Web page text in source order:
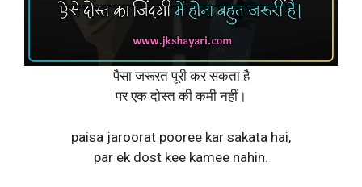
पैसा जरूरत पूरी कर सकता है
पर एक दोस्त की कमी नहीं।
paisa jaroorat pooree kar sakata hai,
par ek dost kee kamee nahin.